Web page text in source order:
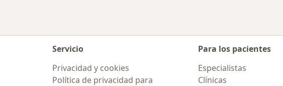
Servicio
Privacidad y cookies
Política de privacidad para
Para los pacientes
Especialistas
Clínicas